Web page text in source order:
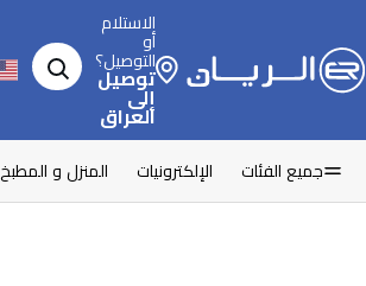
الاستلام
أو
التوصيل؟
توصيل
إلى
العراق
جميع الفئات الإلكترونيات المنزل و المطبخ